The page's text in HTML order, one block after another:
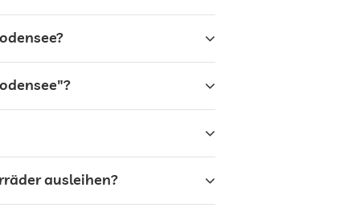
ausleihen?